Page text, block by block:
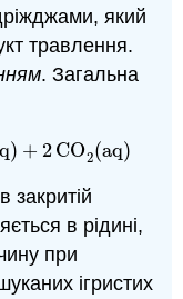
який
травлення.
. Загальна
) + 2CO2(aq)
) +2CO2(aq)
закритій
в рідині,
при
ігристих